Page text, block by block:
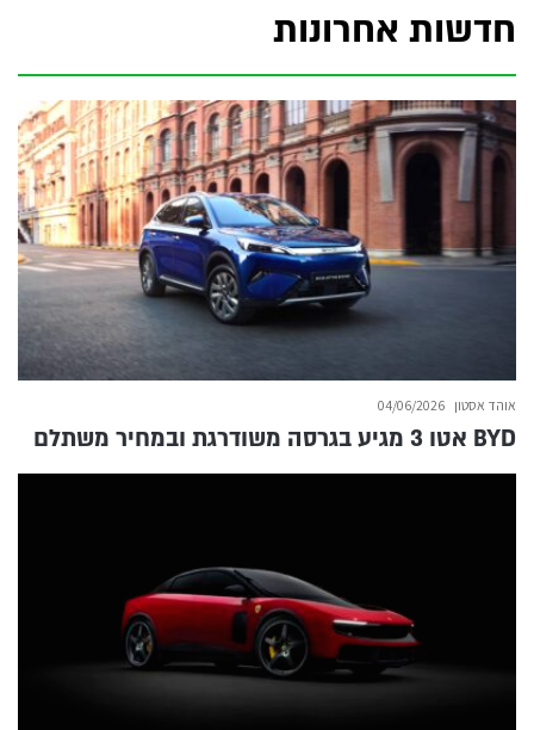
חדשות אחרונות
אוהד אסטון 04/06/2026
BYD אטו 3 מגיע בגרסה משודרגת ובמחיר משתלם